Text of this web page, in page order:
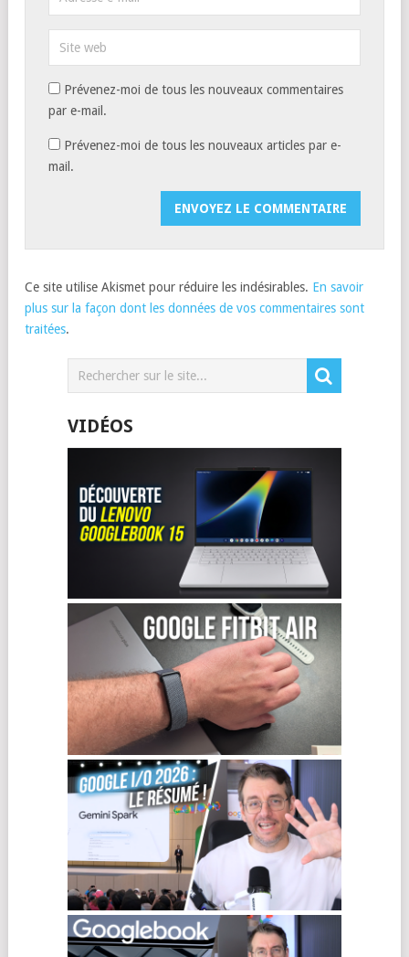
Prévenez-moi de tous les nouveaux commentaires
par e-mail.
Prévenez-moi de tous les nouveaux articles par e-
mail.
Ce site utilise Akismet pour réduire les indésirables. En savoir
plus sur la façon dont les données de vos commentaires sont
traitées.
VIDÉOS